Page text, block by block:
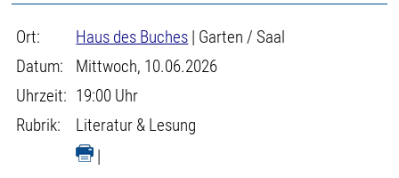
Ort: Haus des Buches | Garten / Saal
Datum:
Mittwoch, 10.06.2026
Uhrzeit: 19:00 Uhr
Rubrik:
Literatur & Lesung
|